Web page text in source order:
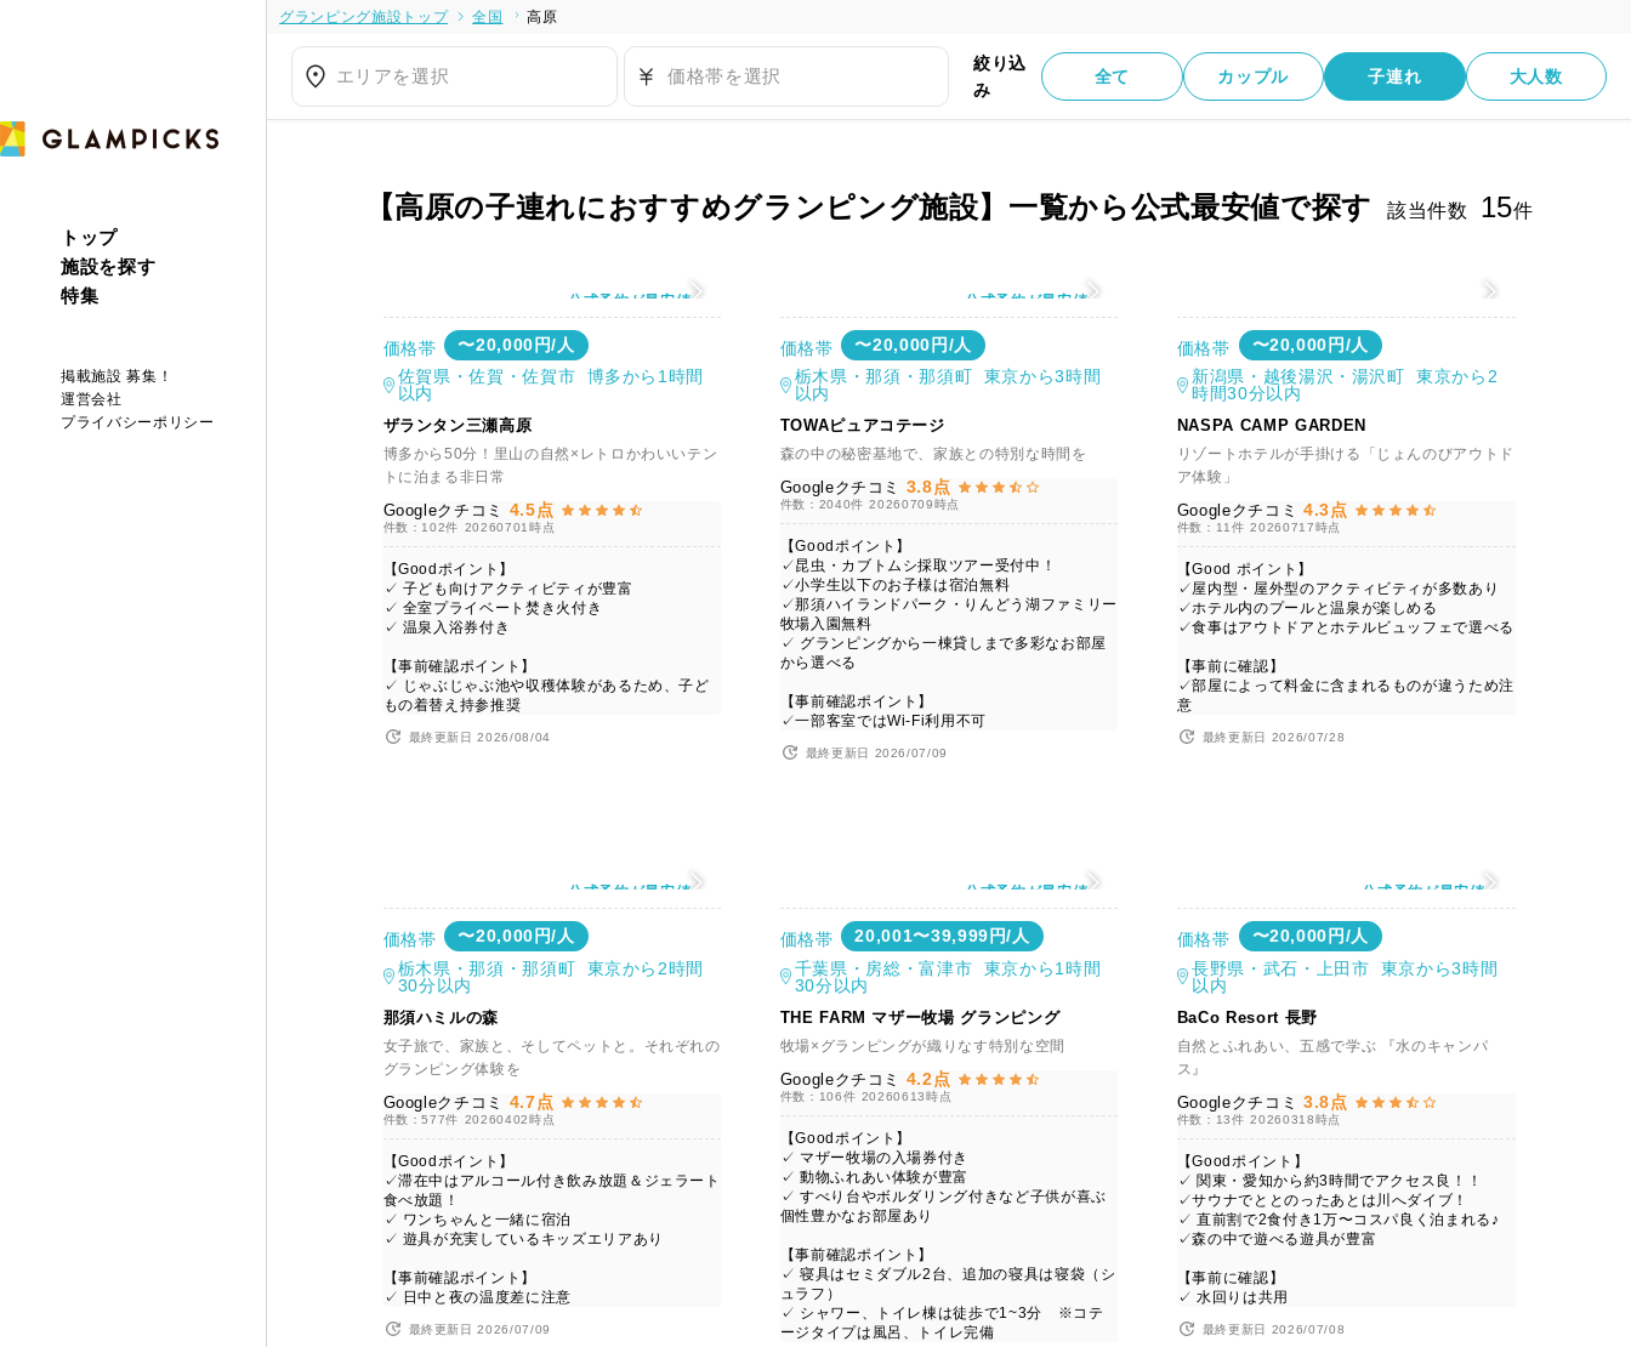
トップ
施設を探す
特集
掲載施設 募集！
運営会社
プライバシーポリシー
グランピング施設トップ 全国 高原
エリアを選択 価格帯を選択
絞り込
み
全て カップル 子連れ 大人数
【高原の子連れにおすすめグランピング施設】一覧から公式最安値で探す 該当件数 15件
公式予約が最安値
価格帯
〜20,000円/人
佐賀県・佐賀・佐賀市 博多から1時間
以内
ザランタン三瀬高原
博多から50分！里山の自然×レトロかわいいテン
トに泊まる非日常
Googleクチコミ 4.5点
件数：102件 20260701時点
【Goodポイント】
✓ 子ども向けアクティビティが豊富
✓ 全室プライベート焚き火付き
✓ 温泉入浴券付き
【事前確認ポイント】
✓ じゃぶじゃぶ池や収穫体験があるため、子ど
もの着替え持参推奨
最終更新日 2026/08/04
公式予約が最安値
価格帯
〜20,000円/人
栃木県・那須・那須町 東京から3時間
以内
TOWAピュアコテージ
森の中の秘密基地で、家族との特別な時間を
Googleクチコミ 3.8点
件数：2040件 20260709時点
【Goodポイント】
✓昆虫・カブトムシ採取ツアー受付中！
✓小学生以下のお子様は宿泊無料
✓那須ハイランドパーク・りんどう湖ファミリー
牧場入園無料
✓ グランピングから一棟貸しまで多彩なお部屋
から選べる
【事前確認ポイント】
✓一部客室ではWi-Fi利用不可
最終更新日 2026/07/09
価格帯
〜20,000円/人
新潟県・越後湯沢・湯沢町 東京から2
時間30分以内
NASPA CAMP GARDEN
リゾートホテルが手掛ける「じょんのびアウトド
ア体験」
Googleクチコミ 4.3点
件数：11件 20260717時点
【Good ポイント】
✓屋内型・屋外型のアクティビティが多数あり
✓ホテル内のプールと温泉が楽しめる
✓食事はアウトドアとホテルビュッフェで選べる
【事前に確認】
✓部屋によって料金に含まれるものが違うため注
意
最終更新日 2026/07/28
公式予約が最安値
価格帯
〜20,000円/人
栃木県・那須・那須町 東京から2時間
30分以内
那須ハミルの森
女子旅で、家族と、そしてペットと。それぞれの
グランピング体験を
Googleクチコミ 4.7点
件数：577件 20260402時点
【Goodポイント】
✓滞在中はアルコール付き飲み放題＆ジェラート
食べ放題！
✓ ワンちゃんと一緒に宿泊
✓ 遊具が充実しているキッズエリアあり
【事前確認ポイント】
✓ 日中と夜の温度差に注意
最終更新日 2026/07/09
公式予約が最安値
価格帯
20,001〜39,999円/人
千葉県・房総・富津市 東京から1時間
30分以内
THE FARM マザー牧場 グランピング
牧場×グランピングが織りなす特別な空間
Googleクチコミ 4.2点
件数：106件 20260613時点
【Goodポイント】
✓ マザー牧場の入場券付き
✓ 動物ふれあい体験が豊富
✓ すべり台やボルダリング付きなど子供が喜ぶ
個性豊かなお部屋あり
【事前確認ポイント】
✓ 寝具はセミダブル2台、追加の寝具は寝袋（シ
ュラフ）
✓ シャワー、トイレ棟は徒歩で1~3分 ※コテ
ージタイプは風呂、トイレ完備
公式予約が最安値
価格帯
〜20,000円/人
長野県・武石・上田市 東京から3時間
以内
BaCo Resort 長野
自然とふれあい、五感で学ぶ 『水のキャンパ
ス』
Googleクチコミ 3.8点
件数：13件 20260318時点
【Goodポイント】
✓ 関東・愛知から約3時間でアクセス良！！
✓サウナでととのったあとは川へダイブ！
✓ 直前割で2食付き1万〜コスパ良く泊まれる♪
✓森の中で遊べる遊具が豊富
【事前に確認】
✓ 水回りは共用
最終更新日 2026/07/08